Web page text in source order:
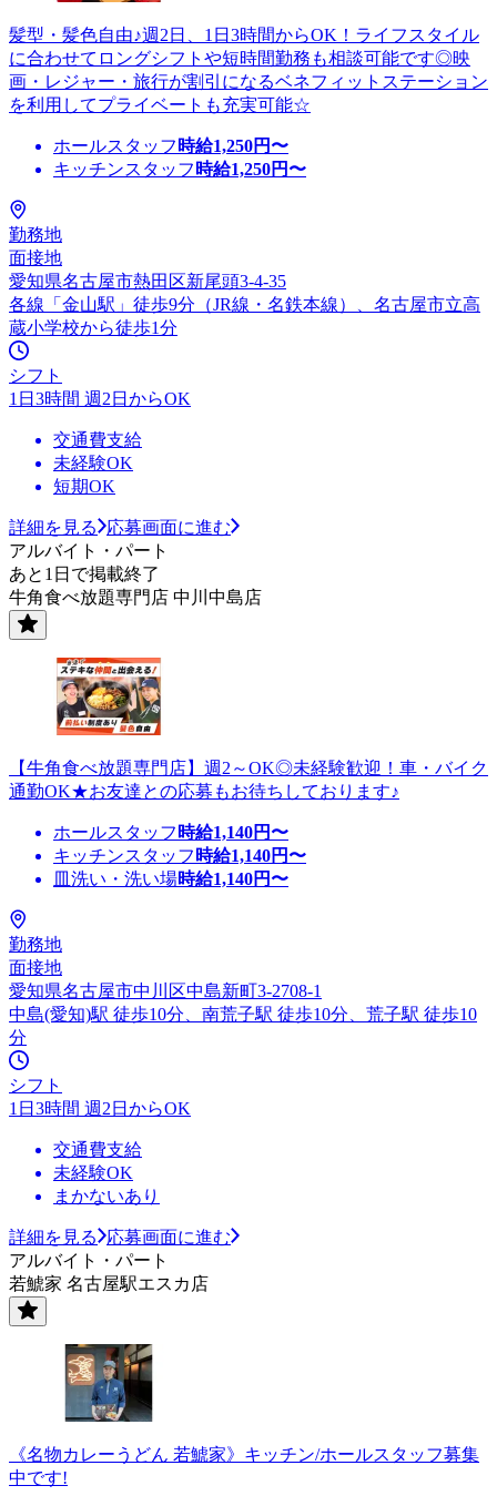
髪型・髪色自由♪週2日、1日3時間からOK！ライフスタイル
に合わせてロングシフトや短時間勤務も相談可能です◎映
画・レジャー・旅行が割引になるベネフィットステーション
を利用してプライベートも充実可能☆
ホールスタッフ 時給1,250円〜
キッチンスタッフ 時給1,250円〜
勤務地
面接地
愛知県名古屋市熱田区新尾頭3-4-35
各線「金山駅」徒歩9分（JR線・名鉄本線）、名古屋市立高
蔵小学校から徒歩1分
シフト
1日3時間 週2日からOK
交通費支給
未経験OK
短期OK
詳細を見る
応募画面に進む
アルバイト・パート
あと1日で掲載終了
牛角食べ放題専門店 中川中島店
【牛角食べ放題専門店】週2～OK◎未経験歓迎！車・バイク
通勤OK★お友達との応募もお待ちしております♪
ホールスタッフ 時給1,140円〜
キッチンスタッフ 時給1,140円〜
皿洗い・洗い場時給1,140円〜
勤務地
面接地
愛知県名古屋市中川区中島新町3-2708-1
中島(愛知)駅 徒歩10分、南荒子駅 徒歩10分、荒子駅 徒歩10
分
シフト
1日3時間 週2日からOK
交通費支給
未経験OK
まかないあり
詳細を見る
応募画面に進む
アルバイト・パート
若鯱家 名古屋駅エスカ店
《名物カレーうどん 若鯱家》キッチン/ホールスタッフ募集
中です!